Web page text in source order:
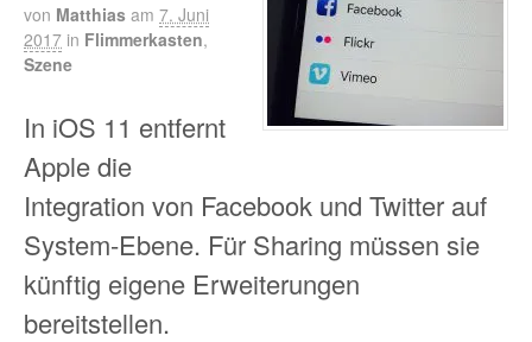
von Matthias am 7. Juni
2017 in Flimmerkasten,
Szene
In iOS 11 entfernt
Apple die
Integration von Facebook und Twitter auf
System-Ebene. Für Sharing müssen sie
künftig eigene Erweiterungen
bereitstellen.